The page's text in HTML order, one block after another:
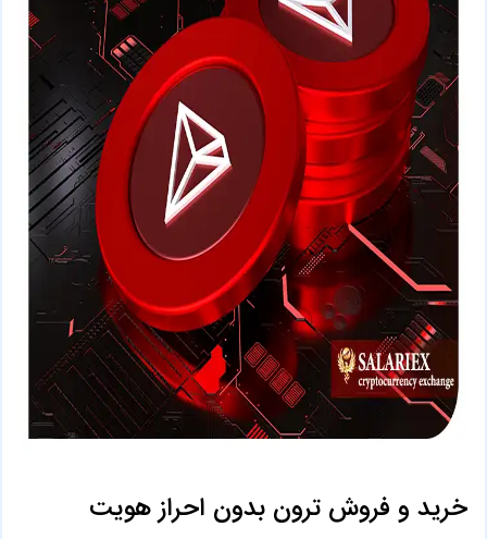
خرید و فروش ترون بدون احراز هویت